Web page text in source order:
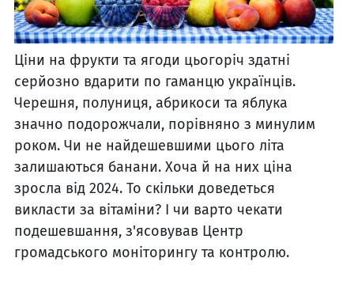
Ціни на фрукти та ягоди цьогоріч здатні
серйозно вдарити по гаманцю українців.
Черешня, полуниця, абрикоси та яблука
значно подорожчали, порівняно з минулим
роком. Чи не найдешевшими цього літа
залишаються банани. Хоча й на них ціна
зросла від 2024. То скільки доведеться
викласти за вітаміни? І чи варто чекати
подешевшання, з'ясовував Центр
громадського моніторингу та контролю.